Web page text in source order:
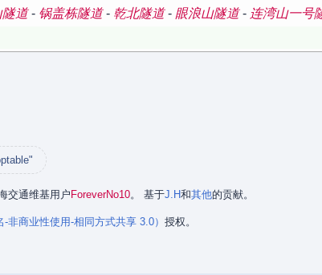
道- 锅盖栋隧道- 乾北隧道- 眼浪山隧道- 连湾山一号
交通维基用户ForeverNo10。 基于J.H和其他的贡献。
非商业性使用-相同方式共享 3.0） 授权。